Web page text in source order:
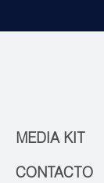
MEDIA KIT
CONTACTO